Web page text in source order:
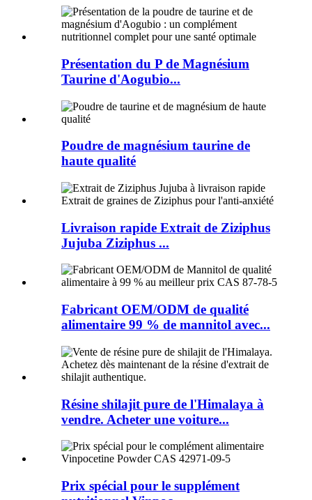
Présentation du P de Magnésium
Taurine d'Aogubio...
Poudre de magnésium taurine de
haute qualité
Livraison rapide Extrait de Ziziphus
Jujuba Ziziphus ...
Fabricant OEM/ODM de qualité
alimentaire 99 % de mannitol avec...
Résine shilajit pure de l'Himalaya à
vendre. Acheter une voiture...
Prix ​​spécial pour le supplément